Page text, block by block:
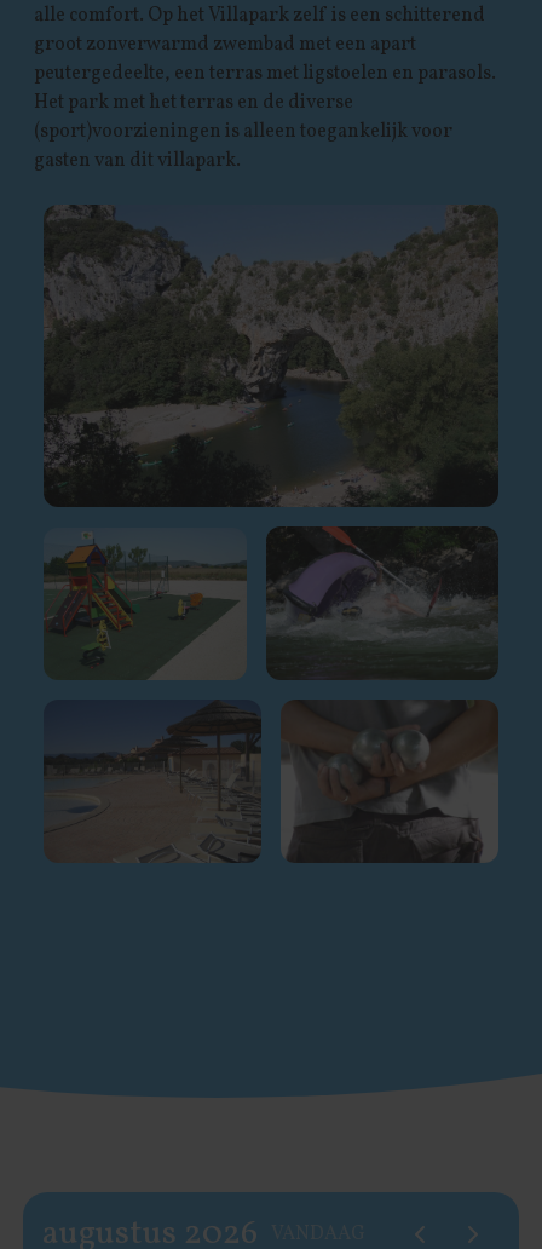
alle comfort. Op het Villapark zelf is een schitterend
groot zonverwarmd zwembad met een apart
peutergedeelte, een terras met ligstoelen en parasols.
Het park met het terras en de diverse
(sport)voorzieningen is alleen toegankelijk voor
gasten van dit villapark.
augustus 2026